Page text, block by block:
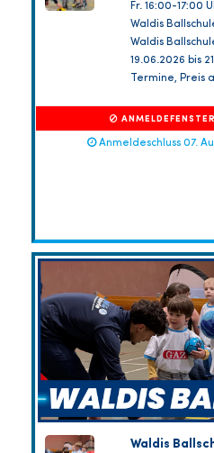
Fr. 16:00-17:00
Waldis
Waldis
19.06.2026 bis
Termine, Preis
Anmeldeschluss 07.
Waldis